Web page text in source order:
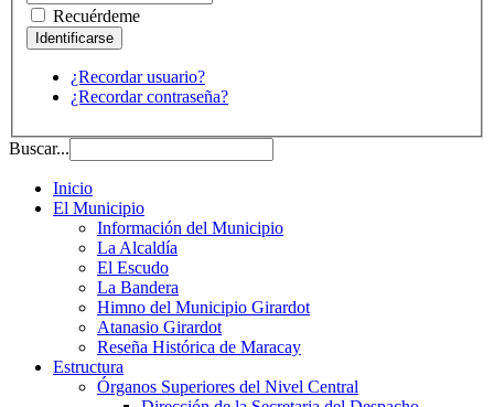
Recuérdeme
¿Recordar usuario?
¿Recordar contraseña?
Buscar...
Inicio
El Municipio
Información del Municipio
La Alcaldía
El Escudo
La Bandera
Himno del Municipio Girardot
Atanasio Girardot
Reseña Histórica de Maracay
Estructura
Órganos Superiores del Nivel Central